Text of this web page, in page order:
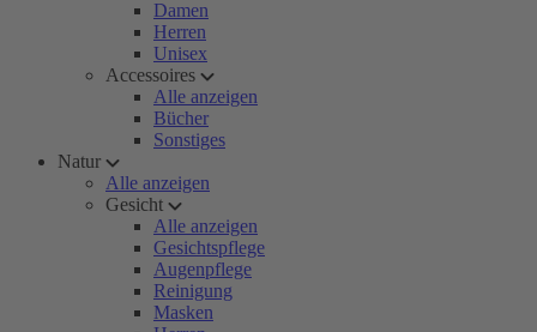
Damen
Herren
Unisex
Accessoires
Alle anzeigen
Bücher
Sonstiges
Natur
Alle anzeigen
Gesicht
Alle anzeigen
Gesichtspflege
Augenpflege
Reinigung
Masken